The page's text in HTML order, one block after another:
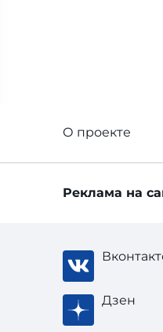
О проекте
Реклама на
Дзен